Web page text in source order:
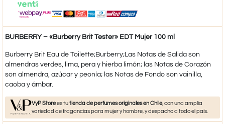
BURBERRY – «Burberry Brit Tester» EDT Mujer 100 ml
Burberry Brit Eau de Toilette;Burberry;Las Notas de Salida son
almendras verdes, lima, pera y hierba limón; las Notas de Corazón
son almendra, azúcar y peonía; las Notas de Fondo son vainilla,
caoba y ámbar.
VyP Storees tutienda de perfumes originales en Chile, con una amplia
variedad de fragancias para mujer y hombre, y despacho a todo el país.